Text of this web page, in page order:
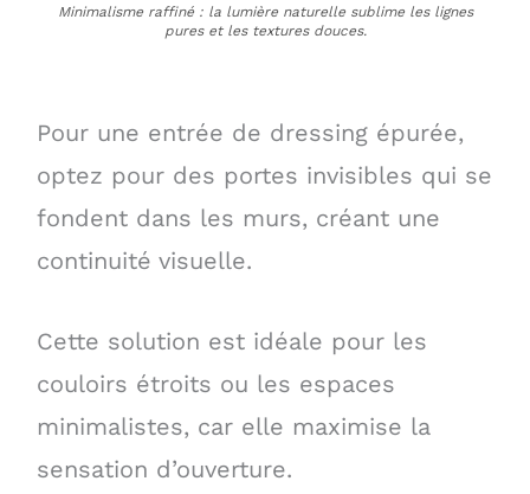
Minimalisme raffiné : la lumière naturelle sublime les lignes
pures et les textures douces.
Pour une entrée de dressing épurée,
optez pour des portes invisibles qui se
fondent dans les murs, créant une
continuité visuelle.
Cette solution est idéale pour les
couloirs étroits ou les espaces
minimalistes, car elle maximise la
sensation d’ouverture.